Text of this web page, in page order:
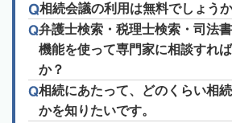
相続会議の利用は無料でしょう
弁護士検索・税理士検索・司法
機能を使って専門家に相談すれ
か？
相続にあたって、どのくらい相
かを知りたいです。